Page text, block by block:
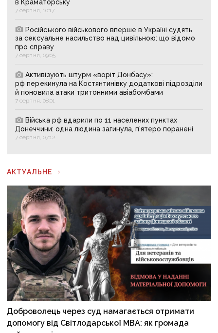
в Краматорську
7 серпня, 10:17
Російського військового вперше в Україні судять
за сексуальне насильство над цивільною: що відомо
про справу
7 серпня, 09:05
Активізують штурм «воріт Донбасу»:
рф перекинула на Костянтинівку додаткові підрозділи
й поновила атаки тритонними авіабомбами
7 серпня, 08:01
Війська рф вдарили по 11 населених пунктах
Донеччини: одна людина загинула, п’ятеро поранені
7 серпня, 07:12
АКТУАЛЬНЕ
Доброволець через суд намагається отримати
допомогу від Світлодарської МВА: як громада